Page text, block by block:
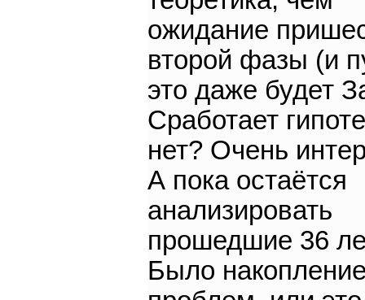
ожидание
второй фазы (и
это даже будет
Сработает
нет? Очень
А пока остаётся
анализировать
прошедшие 36
Было